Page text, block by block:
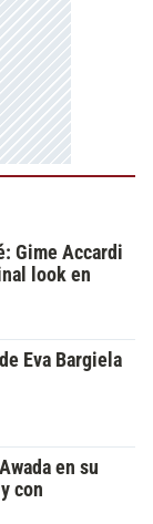
Gime Accardi
look en
Eva Bargiela
en su
con